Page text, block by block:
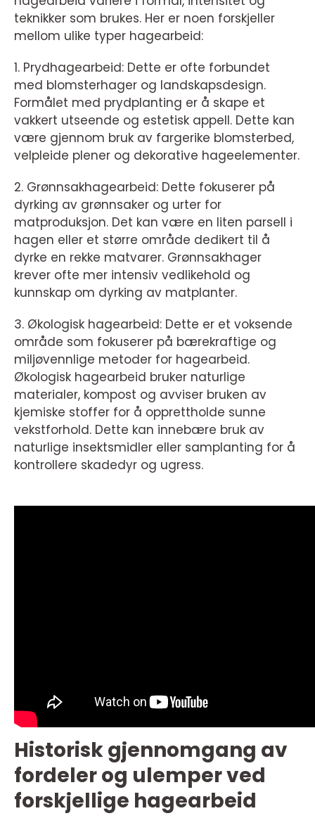
teknikker som brukes. Her er noen forskjeller
mellom ulike typer hagearbeid:
1. Prydhagearbeid: Dette er ofte forbundet
med blomsterhager og landskapsdesign.
Formålet med prydplanting er å skape et
vakkert utseende og estetisk appell. Dette kan
være gjennom bruk av fargerike blomsterbed,
velpleide plener og dekorative hageelementer.
2. Grønnsakhagearbeid: Dette fokuserer på
dyrking av grønnsaker og urter for
matproduksjon. Det kan være en liten parsell i
hagen eller et større område dedikert til å
dyrke en rekke matvarer. Grønnsakhager
krever ofte mer intensiv vedlikehold og
kunnskap om dyrking av matplanter.
3. Økologisk hagearbeid: Dette er et voksende
område som fokuserer på bærekraftige og
miljøvennlige metoder for hagearbeid.
Økologisk hagearbeid bruker naturlige
materialer, kompost og avviser bruken av
kjemiske stoffer for å opprettholde sunne
vekstforhold. Dette kan innebære bruk av
naturlige insektsmidler eller samplanting for å
kontrollere skadedyr og ugress.
Historisk gjennomgang av
fordeler og ulemper ved
forskjellige hagearbeid